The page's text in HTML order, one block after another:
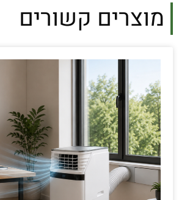
מוצרים קשורים